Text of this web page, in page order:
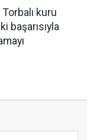
kuru
başarısıyla